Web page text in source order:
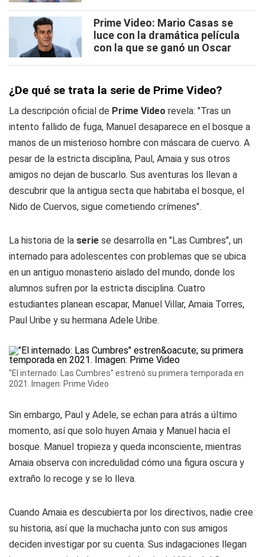
Prime Video: Mario Casas se
luce con la dramática película
con la que se ganó un Oscar
¿De qué se trata la serie de Prime Video?
La descripción oficial de Prime Video revela: "Tras un
intento fallido de fuga, Manuel desaparece en el bosque a
manos de un misterioso hombre con máscara de cuervo. A
pesar de la estricta disciplina, Paul, Amaia y sus otros
amigos no dejan de buscarlo. Sus aventuras los llevan a
descubrir que la antigua secta que habitaba el bosque, el
Nido de Cuervos, sigue cometiendo crímenes".
La historia de la serie se desarrolla en "Las Cumbres", un
internado para adolescentes con problemas que se ubica
en un antiguo monasterio aislado del mundo, donde los
alumnos sufren por la estricta disciplina. Cuatro
estudiantes planean escapar, Manuel Villar, Amaia Torres,
Paul Uribe y su hermana Adele Uribe.
"El internado: Las Cumbres" estrenó su primera temporada en
2021. Imagen: Prime Video
Sin embargo, Paul y Adele, se echan para atrás a último
momento, así que solo huyen Amaia y Manuel hacia el
bosque. Manuel tropieza y queda inconsciente, mientras
Amaia observa con incredulidad cómo una figura oscura y
extraño lo recoge y se lo lleva.
Cuando Amaia es descubierta por los directivos, nadie cree
su historia, así que la muchacha junto con sus amigos
deciden investigar por su cuenta. Sus indagaciones llegan